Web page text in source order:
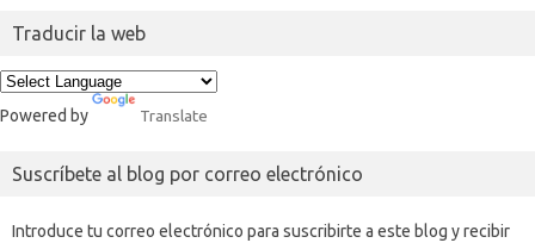
Traducir la web
Powered by Translate
Suscríbete al blog por correo electrónico
Introduce tu correo electrónico para suscribirte a este blog y recibir